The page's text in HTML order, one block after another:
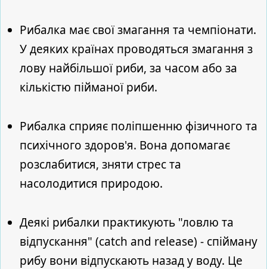
Рибалка має свої змагання та чемпіонати.
У деяких країнах проводяться змагання з
лову найбільшої риби, за часом або за
кількістю пійманої риби.
Рибалка сприяє поліпшенню фізичного та
психічного здоров'я. Вона допомагає
розслабитися, зняти стрес та
насолодитися природою.
Деякі рибалки практикують "ловлю та
відпускання" (catch and release) - спійману
рибу вони відпускають назад у воду. Це